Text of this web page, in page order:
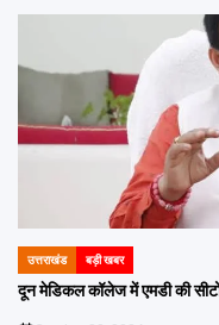
POSTED
IN
उत्तराखंड बड़ी खबर
दून मेडिकल कॉलेज में एमडी की सीटों